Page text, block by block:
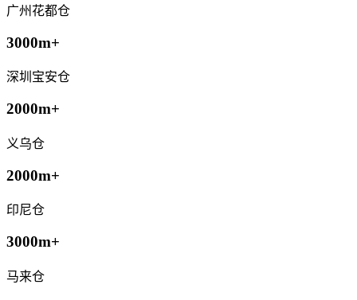
广州花都仓
3000m+
深圳宝安仓
2000m+
义乌仓
2000m+
印尼仓
3000m+
马来仓